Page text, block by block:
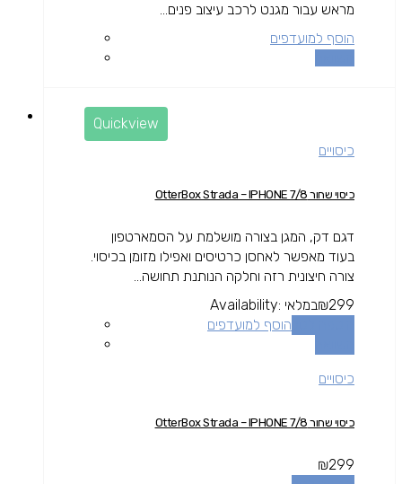
מראש עבור מגנט לרכב עיצוב פנים...
הוסף למועדפים
Quickview
כיסויים
כיסוי שחור OtterBox Strada – IPHONE 7/8
דגם דק, המגן בצורה מושלמת על הסמארטפון
בעוד מאפשר לאחסן כרטיסים ואפילו מזומן בכיסוי.
צורה חיצונית רזה וחלקה הנותנת תחושה...
₪299
Availability: במלאי
הוסף למועדפים
כיסויים
כיסוי שחור OtterBox Strada – IPHONE 7/8
₪299